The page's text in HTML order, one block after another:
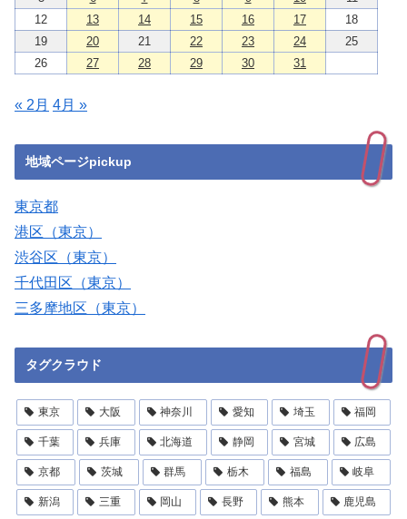
12
13 14 15 16 17
18
19
20 21 22 23 24
25
26
27 28 29 30 31
« 2月 4月 »
地域ページpickup
東京都
港区（東京）
渋谷区（東京）
千代田区（東京）
三多摩地区（東京）
タグクラウド
東京 大阪 神奈川 愛知 埼玉 福岡
千葉 兵庫 北海道 静岡 宮城 広島
京都 茨城 群馬 栃木 福島 岐阜
新潟 三重 岡山 長野 熊本 鹿児島